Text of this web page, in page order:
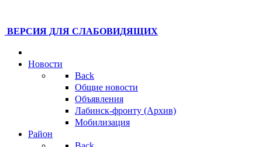
ВЕРСИЯ ДЛЯ СЛАБОВИДЯЩИХ
Новости
Back
Общие новости
Объявления
Лабинск-фронту (Архив)
Мобилизация
Район